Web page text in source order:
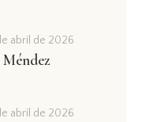
abril de 2026
abril de 2026